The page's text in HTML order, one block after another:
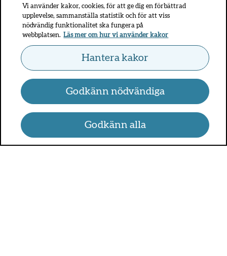
Vi använder kakor, cookies, för att ge dig en förbättrad
upplevelse, sammanställa statistik och för att viss
nödvändig funktionalitet ska fungera på
webbplatsen. Läs mer om hur vi använder kakor
Hantera kakor
Godkänn nödvändiga
Godkänn alla